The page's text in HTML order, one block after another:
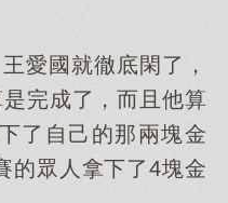
愛國就徹底閑了，
完成了，而且他算
了自己的那兩塊金
的眾人拿下了4塊金